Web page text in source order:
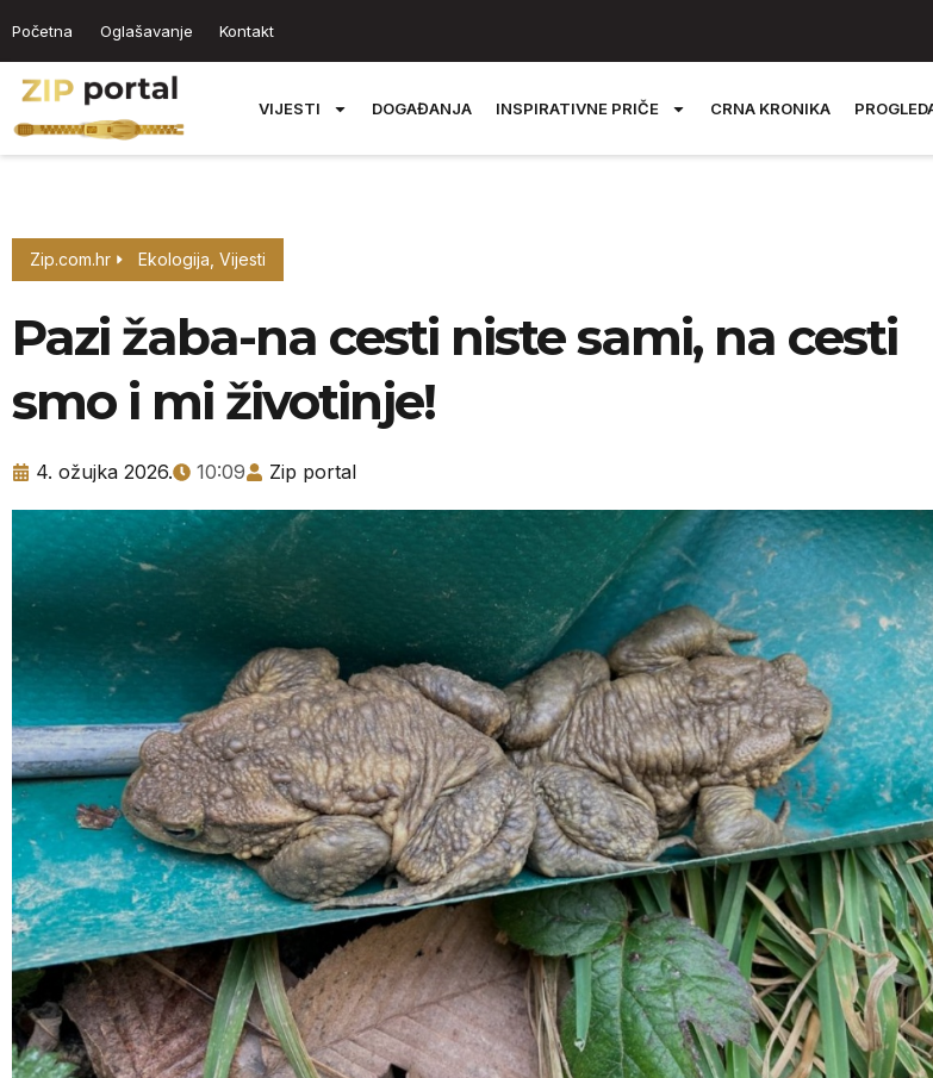
Početna Oglašavanje Kontakt
VIJESTI DOGAĐANJA INSPIRATIVNE PRIČE CRNA KRONIKA
Zip.com.hr Ekologija Vijesti
Pazi žaba-na cesti niste sami, na cesti
smo i mi životinje!
4. ožujka 2026. 10:09 Zip portal